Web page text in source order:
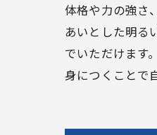
体格や力の強さ
あいとした明る
でいただけます
身につくことで